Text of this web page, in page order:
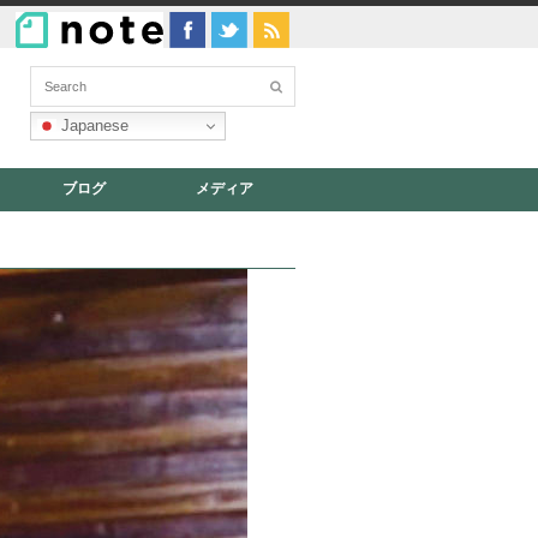
Japanese
ブログ メディア